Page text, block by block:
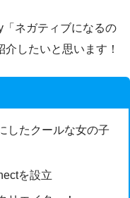
ネガティブになるの
したいと思います！
したクールな女の子
を設立